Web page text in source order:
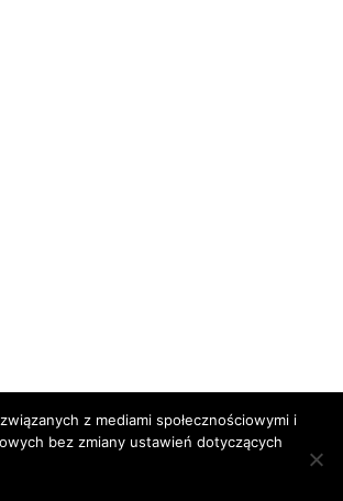
z mediami społecznościowymi i
bez zmiany ustawień dotyczących